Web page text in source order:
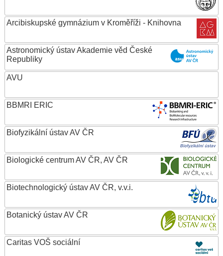
Arcibiskupské gymnázium v Kroměříži - Knihovna
Astronomický ústav Akademie věd České
Republiky
AVU
BBMRI ERIC
Biofyzikální ústav AV ČR
Biologické centrum AV ČR, AV ČR
Biotechnologický ústav AV ČR, v.v.i.
Botanický ústav AV ČR
Caritas VOŠ sociální